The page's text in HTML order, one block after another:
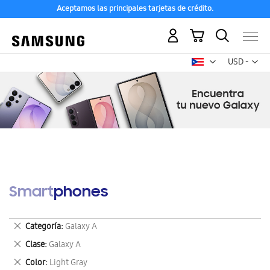
Aceptamos las principales tarjetas de crédito.
USD -
dólar
Mi carrito
Smartphones
Categoría Galaxy A
Eliminar
este
artículo
Clase Galaxy A
Eliminar
este
Color Light Gray
Eliminar